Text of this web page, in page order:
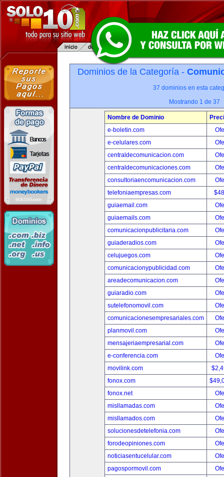
Dominios de la Categoría -
37 dominios en esta
Mostrando 1 de 37
Nombre de Dominio
e-boletin.com
e-celulares.com
centraldecomunicacion.com
centraldecomunicaciones.com
consultoriaencomunicacion.com
telefoniaempresas.com
guiaemail.com
guiaemails.com
comunicacionpublicitaria.com
guiaderadios.com
celujuegos.com
comunicacionypublicidad.com
areadecomunicacion.com
guiaradio.com
sutelefonomovil.com
comunicacionesempresariales.com
planmovil.com
mensajeriaempresarial.com
e-conferencia.com
movilink.com
fonox.com
fonox.net
misllamadas.com
misllamados.com
solucionesdetelefonia.com
forodeopiniones.com
noticiasentucelular.com
pagospormovil.com